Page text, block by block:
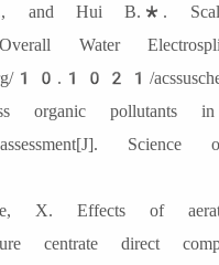
Hui B.*. Scale-
Water
10.1021/
pollutants
Effects of
centrate direct